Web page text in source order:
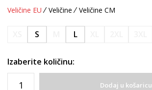
Veličine EU Veličine Veličine CM
S L
Izaberite količinu:
Dodaj u košaricu